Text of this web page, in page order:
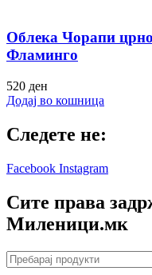
Облека Чорапи
Фламинго
520 ден
Додај во кошница
Следете не:
Facebook Instagram
Сите права
Mиленици.мк